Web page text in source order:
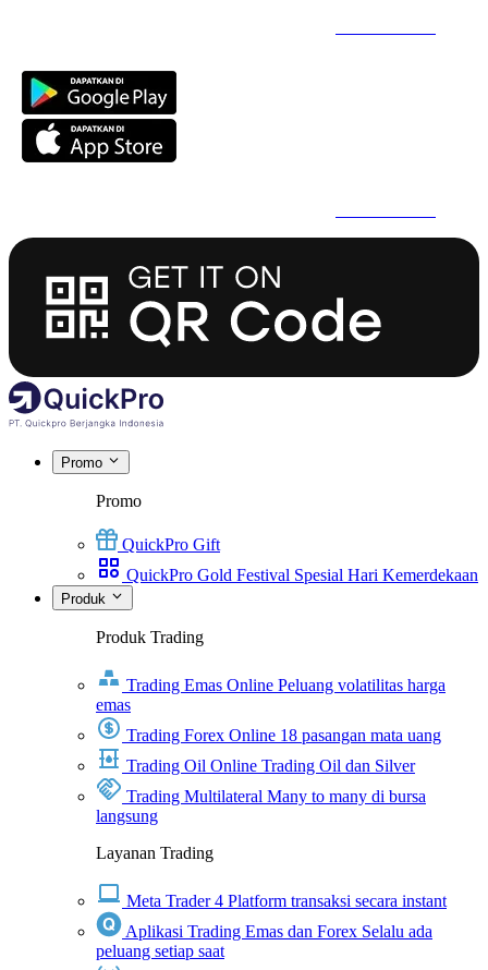
Promo
Promo
QuickPro Gift
QuickPro Gold Festival Spesial Hari Kemerdekaan
Produk
Produk Trading
Trading Emas Online Peluang volatilitas harga
emas
Trading Forex Online 18 pasangan mata uang
Trading Oil Online Trading Oil dan Silver
Trading Multilateral Many to many di bursa
langsung
Layanan Trading
Meta Trader 4 Platform transaksi secara instant
Aplikasi Trading Emas dan Forex Selalu ada
peluang setiap saat